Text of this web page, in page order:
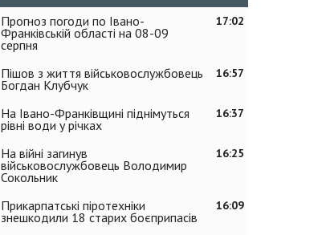
17:02
Прогноз погоди по Івано-
Франківській області на 08-09
серпня
16:57
Пішов з життя військовослужбовець
Богдан Клубчук
16:37
На Івано-Франківщині піднімуться
рівні води у річках
16:25
На війні загинув
військовослужбовець Володимир
Сокольник
16:09
Прикарпатські піротехніки
знешкодили 18 старих боєприпасів